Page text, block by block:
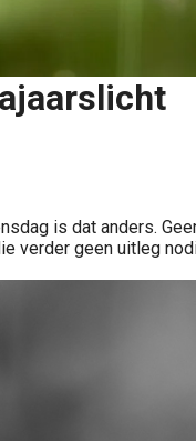
is dat anders.
verder geen uitleg